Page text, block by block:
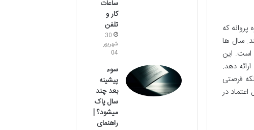
که
سال ها
است. این
دهد.
فرصتی
در
ساعات
کار و
تلفن
30
شهریور
04
سوء
پیشینه
بعد چند
سال پاک
میشود؟ |
راهنمای